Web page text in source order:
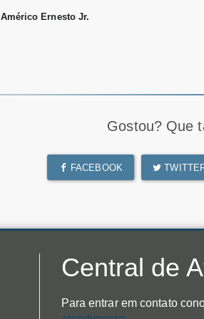
Américo Ernesto Jr.
Gostou? Que
FACEBOOK
Central de
Para entrar em contato